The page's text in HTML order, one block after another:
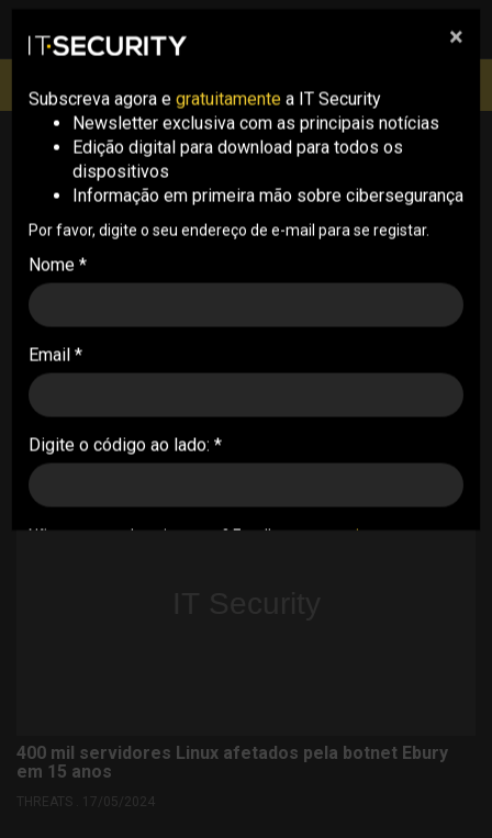
Inscrições abertas
Threats
Perfil do GitHub usado para distribuir
malware
400 mil servidores Linux afetados pela botnet Ebury
em 15 anos
THREATS . 17/05/2024
×
Subscreva agora e gratuitamente a IT Security
Newsletter exclusiva com as principais notícias
Edição digital para download para todos os
dispositivos
Informação em primeira mão sobre cibersegurança
Por favor, digite o seu endereço de e-mail para se registar.
Nome *
Email *
Digite o código ao lado: *